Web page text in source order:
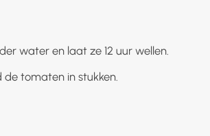
water en laat ze 12 uur wellen.
de tomaten in stukken.